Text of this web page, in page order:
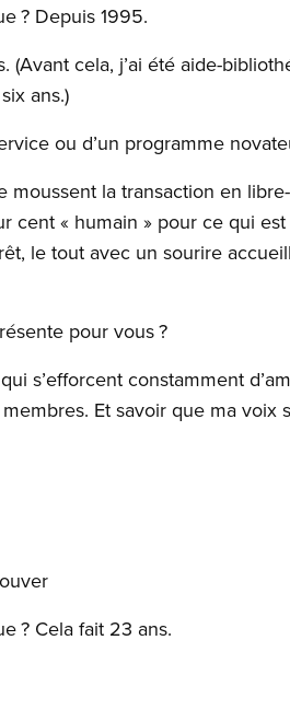
? Depuis 1995.
(Avant cela, j’ai été aide-
ans.)
ou d’un programme
la transaction en
cent « humain » pour ce qui
le tout avec un sourire
pour vous ?
s’efforcent constamment
Et savoir que ma voix
? Cela fait 23 ans.